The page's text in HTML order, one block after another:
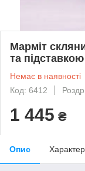
Марміт
та підставкою
Немає в наявності
Код: 6412
1 445 ₴
Опис